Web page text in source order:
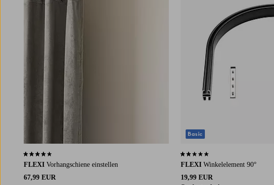
FLEXI Vorhangschiene einstellen
67,99 EUR
3,8 basierend auf 16 Bewertungen
FLEXI Winkelelement 90°
19,99 EUR
2,0 basierend auf 2 Bewertungen
Basic